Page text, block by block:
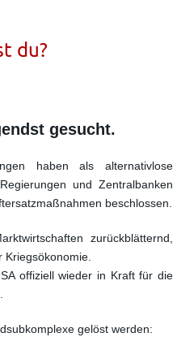
du?
gesucht.
haben als alternativlose
und Zentralbanken
beschlossen.
zurückblätternd,
offiziell wieder in Kraft für die
gelöst werden: